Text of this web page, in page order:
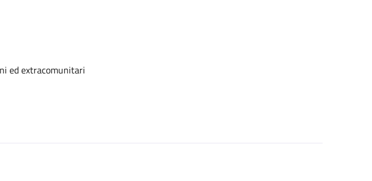
ed extracomunitari